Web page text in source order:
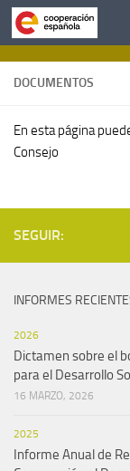
Saltar al
DOCUMENTOS
En esta página
Consejo
SEGUIR:
INFORMES
2026
Dictamen sobre el
para el Desarrollo
16 MARZO, 2026
2025
Informe Anual de